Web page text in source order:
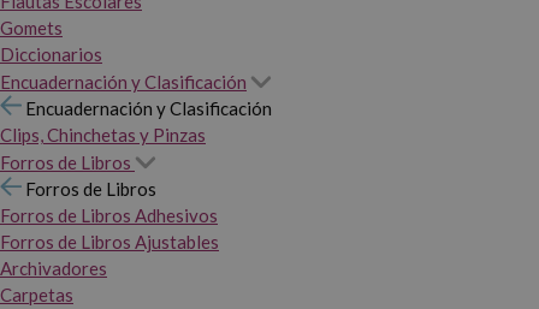
Gomets
Diccionarios
Encuadernación y Clasificación
Encuadernación y Clasificación
Clips, Chinchetas y Pinzas
Forros de Libros
Forros de Libros
Forros de Libros Adhesivos
Forros de Libros Ajustables
Archivadores
Carpetas